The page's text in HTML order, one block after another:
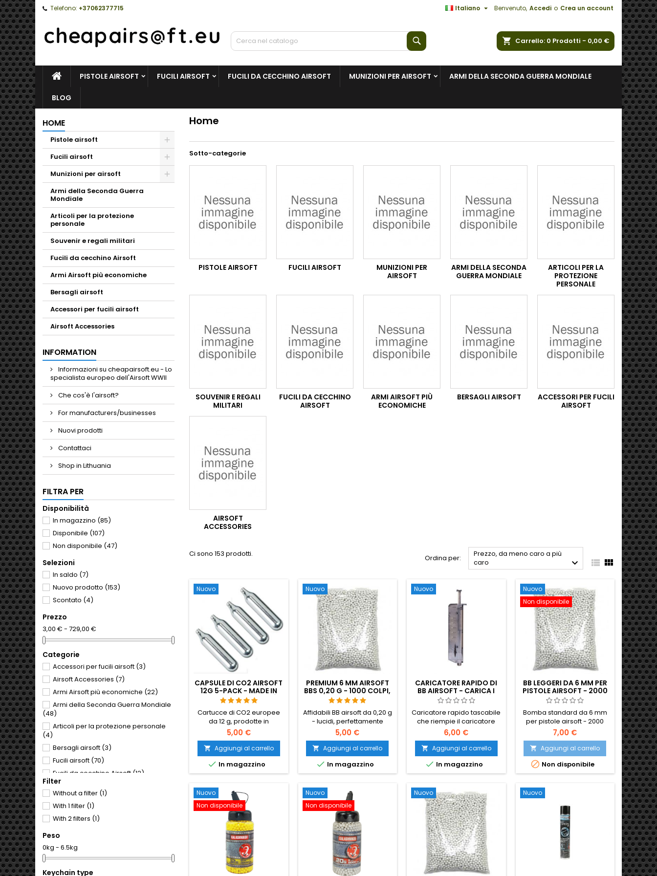
Telefono: +37062377715 Benvenuto, Accedi o Crea un account
Italiano 
Carrello 0 Prodotti - 0,00 €
HOMEPISTOLE AIRSOFT FUCILI AIRSOFT FUCILI DA CECCHINO AIRSOFT MUNIZIONI PER AIRSOFT ARMI DELLA SECONDA GUERRA MONDIALE
BLOG
HOME
Pistole airsoft
Toggle
Fucili airsoft
Munizioni per airsoft
Armi della Seconda Guerra
Mondiale
Articoli per la protezione
personale
Souvenir e regali militari
Fucili da cecchino Airsoft
Armi Airsoft più economiche
Bersagli airsoft
Accessori per fucili airsoft
Airsoft Accessories
INFORMATION
Informazioni su cheapairsoft.eu - Lo
specialista europeo dell'Airsoft WWII
Che cos'è l'airsoft?
For manufacturers/businesses
Nuovi prodotti
Contattaci
Shop in Lithuania
FILTRA PER
Disponibilità
In magazzino (85)
Disponibile (107)
Non disponibile (47)
Selezioni
In saldo (7)
Nuovo prodotto (153)
Scontato (4)
Prezzo
3,00 € - 729,00 €
Categorie
Accessori per fucili airsoft (3)
Airsoft Accessories (7)
Armi Airsoft più economiche (22)
Armi della Seconda Guerra Mondiale
(48)
Articoli per la protezione personale
(4)
Bersagli airsoft (3)
Fucili airsoft (70)
Fucili da cecchino Airsoft (12)
Munizioni per airsoft
Pistole airsoft (57)
Souvenir e regali militari
Filter
Without a filter (1)
With 1 filter (1)
With 2 filters (1)
Peso
0kg - 6.5kg
Keychain type
Home
Sotto-categorie
PISTOLE AIRSOFT FUCILI AIRSOFT
MUNIZIONI PER
AIRSOFT
ARMI DELLA SECONDA
GUERRA MONDIALE
ARTICOLI PER LA
PROTEZIONE
PERSONALE
SOUVENIR E REGALI
MILITARI
FUCILI DA CECCHINO
AIRSOFT
ARMI AIRSOFT PIÙ
ECONOMICHE
BERSAGLI AIRSOFT
ACCESSORI PER FUCILI
AIRSOFT
AIRSOFT
ACCESSORIES
Ci sono 153 prodotti. Ordina per:
Prezzo, da meno caro a più
caro
  
Nuovo
CAPSULE DI CO2 AIRSOFT
12G 5-PACK - MADE IN
HUNGARY, EU, QUALITÀ
PREMIUM
Cartucce di CO2 europee
da 12 g, prodotte in
Ungheria - le migliori sul
mercato airsoft. Più colpi
per cartuccia rispetto alle
economiche importazioni
cinesi, pressione costante,
nessuna perdita.
qualsiasi pistola e fucile
airsoft a CO2.
5,00 €
 Aggiungi al carrello
 In magazzino
Nuovo
PREMIUM 6 MM AIRSOFT
BBS 0,20 G - 1000 COLPI,
NO-JAM, TIRO DRITTO
Affidabili BB airsoft da 0,20 g
- lucidi, perfettamente
rotondi, alimentazione
affidabile attraverso
qualsiasi hop-up. 1000 colpi
per hi-cap, granate a gas e
caricatori standard.
Garanzia di non
5,00 €
 Aggiungi al carrello
 In magazzino
Nuovo
CARICATORE RAPIDO DI
BB AIRSOFT - CARICA I
CARICATORI 100× PIÙ
VELOCEMENTE
Caricatore rapido tascabile
che riempie il caricatore
airsoft in pochi secondi: non
è più necessario spingere i
BB uno per uno. Contiene
~100 colpi, funziona con
qualsiasi BB da 6 mm e con
qualsiasi AEG hi-cap o mid-
6,00 €
 Aggiungi al carrello
 In magazzino
Nuovo
Non disponibile
BB LEGGERI DA 6 MM PER
PISTOLE AIRSOFT - 2000
PEZZI, 0,12 G, ALTA
QUALITÀ
Bomba standard da 6 mm
per pistole airsoft - 2000
pezzi, 0,12 g, alta qualità.
Confezionati in un
sacchetto di plastica. Questi
BB sono consigliati per
repliche di bassa potenza,
pistole.
7,00 €
 Aggiungi al carrello
 Non disponibile
Nuovo
Non disponibile
Nuovo
Non disponibile
Nuovo Nuovo